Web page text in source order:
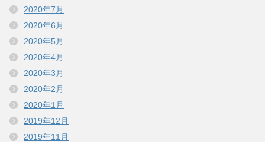
2020年7月
2020年6月
2020年5月
2020年4月
2020年3月
2020年2月
2020年1月
2019年12月
2019年11月